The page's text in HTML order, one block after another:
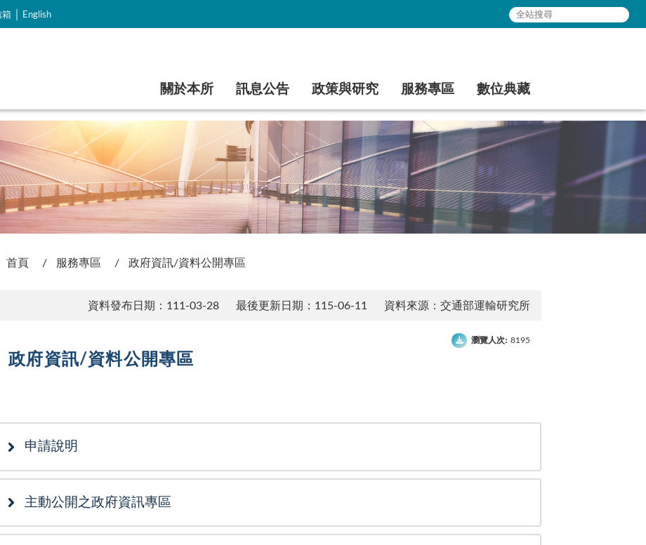
箱｜ English
關於本所 訊息公告 政策與研究 服務專區 數位典藏
首頁 服務專區 政府資訊/資料公開專區
資料發布日期：111-03-28 最後更新日期：115-06-11 資料來源：交通部運輸研究所
瀏覽人次: 8195
政府資訊/資料公開專區
申請說明
主動公開之政府資訊專區